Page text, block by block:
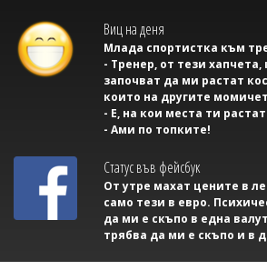
Виц на деня
Млада спортистка към
- Тренер, от тези
започват да ми растат
които на другите
- Е, на кои места ти
- Ами по топките!
Статус във фейсбук
От утре махат цените в
само тези в евро.
да ми е скъпо в една
трябва да ми е скъпо и в